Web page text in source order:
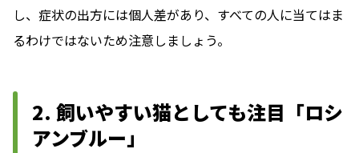
し、症状の出方には個人差があり、すべての人に当てはま
るわけではないため注意しましょう。
2. 飼いやすい猫としても注目「ロシ
アンブルー」